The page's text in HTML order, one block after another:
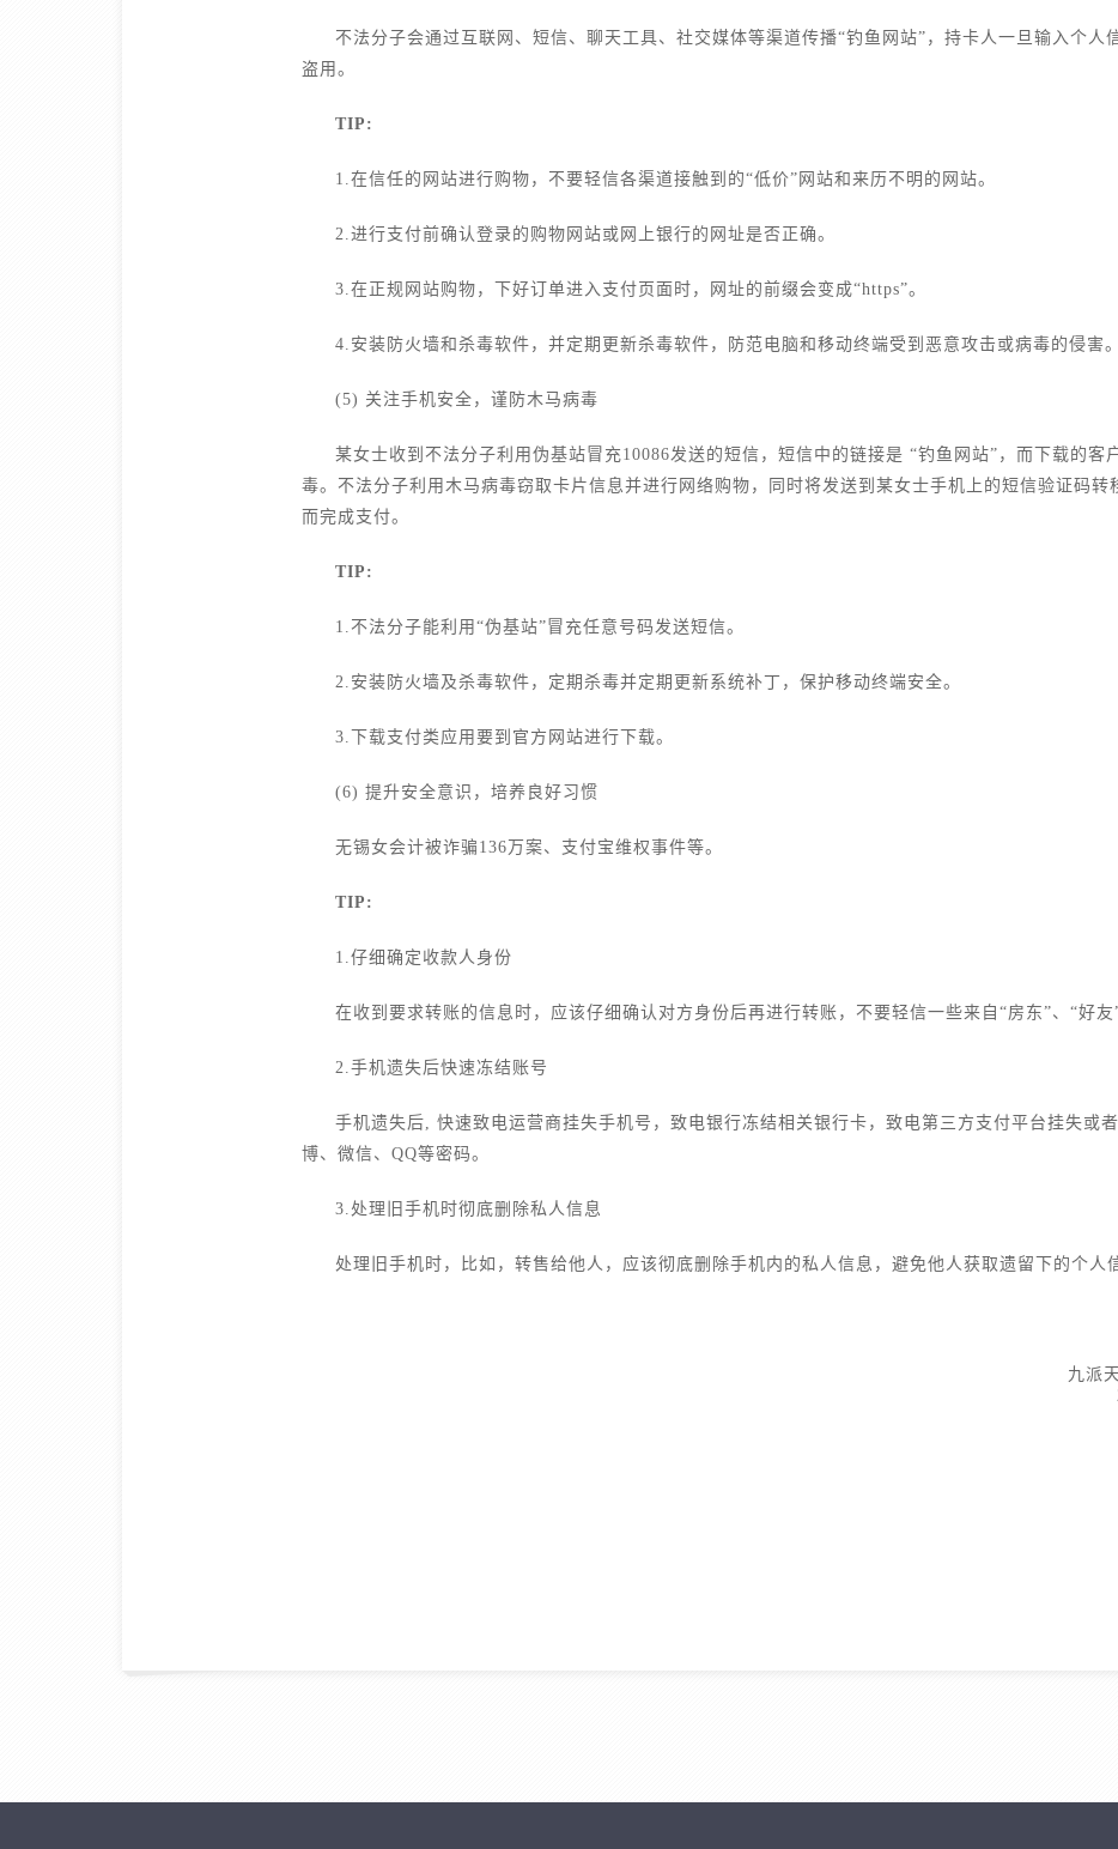
不法分子会通过互联网、短信、聊天工具、社交媒体等渠道传播“钓鱼网站”，持卡人一旦输入个人
盗用。
TIP:
1.在信任的网站进行购物，不要轻信各渠道接触到的“低价”网站和来历不明的网站。
2.进行支付前确认登录的购物网站或网上银行的网址是否正确。
3.在正规网站购物，下好订单进入支付页面时，网址的前缀会变成“https”。
4.安装防火墙和杀毒软件，并定期更新杀毒软件，防范电脑和移动终端受到恶意攻击或病毒的侵害。
(5) 关注手机安全，谨防木马病毒
某女士收到不法分子利用伪基站冒充10086发送的短信，短信中的链接是 “钓鱼网站”，而下载的客
毒。不法分子利用木马病毒窃取卡片信息并进行网络购物，同时将发送到某女士手机上的短信验证码转
而完成支付。
TIP:
1.不法分子能利用“伪基站”冒充任意号码发送短信。
2.安装防火墙及杀毒软件，定期杀毒并定期更新系统补丁，保护移动终端安全。
3.下载支付类应用要到官方网站进行下载。
(6) 提升安全意识，培养良好习惯
无锡女会计被诈骗136万案、支付宝维权事件等。
TIP:
1.仔细确定收款人身份
在收到要求转账的信息时，应该仔细确认对方身份后再进行转账，不要轻信一些来自“房东”、“好友
2.手机遗失后快速冻结账号
手机遗失后, 快速致电运营商挂失手机号，致电银行冻结相关银行卡，致电第三方支付平台挂失或
博、微信、QQ等密码。
3.处理旧手机时彻底删除私人信息
处理旧手机时，比如，转售给他人，应该彻底删除手机内的私人信息，避免他人获取遗留下的个人
九派